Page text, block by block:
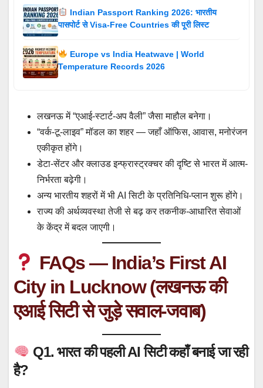
Indian Passport Ranking 2026: भारतीय
पासपोर्ट से Visa-Free Countries की पूरी लिस्ट
Europe vs India Heatwave | World
Temperature Records 2026
लखनऊ में “एआई-स्टार्ट-अप वैली” जैसा माहौल बनेगा।
“वर्क-टू-लाइव” मॉडल का शहर — जहाँ ऑफिस, आवास, मनोरंजन
एकीकृत होंगे।
डेटा-सेंटर और क्लाउड इन्फ्रास्ट्रक्चर की दृष्टि से भारत में आत्म-
निर्भरता बढ़ेगी।
अन्य भारतीय शहरों में भी AI सिटी के प्रतिनिधि-प्लान शुरू होंगे।
राज्य की अर्थव्यवस्था तेजी से बढ़ कर तकनीक-आधारित सेवाओं
के केंद्र में बदल जाएगी।
FAQs — India’s First AI
City in Lucknow (लखनऊ की
एआई सिटी से जुड़े सवाल-जवाब)
Q1. भारत की पहली AI सिटी कहाँ बनाई जा रही
है?